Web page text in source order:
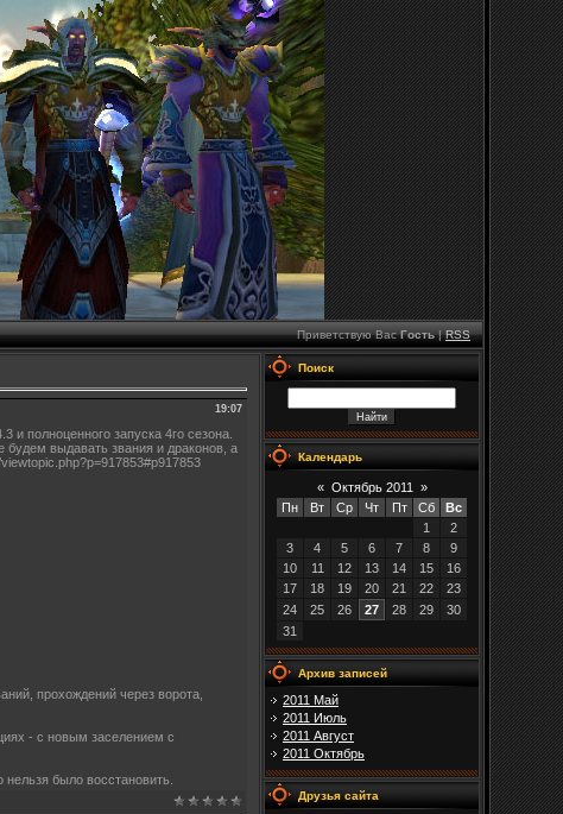
Приветствую Вас Гость|RSS
19:07
полноценного запуска 4го сезона.
будем выдавать звания и драконов, а
прохождений через ворота,
- с новым заселением с
было восстановить.
Поиск
Календарь
« Октябрь 2011
»
Пн
Вт Ср Чт Пт Сб
Вс
1
2
3
4 5 6 7 8
9
10
11 12 13 14 15
16
17
18 19 20 21 22
23
24
25 26 27 28 29
30
31
Архив записей
2011 Май
2011 Июль
2011 Август
2011 Октябрь
Друзья сайта